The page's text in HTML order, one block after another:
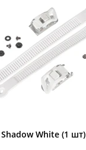
White (1 шт)